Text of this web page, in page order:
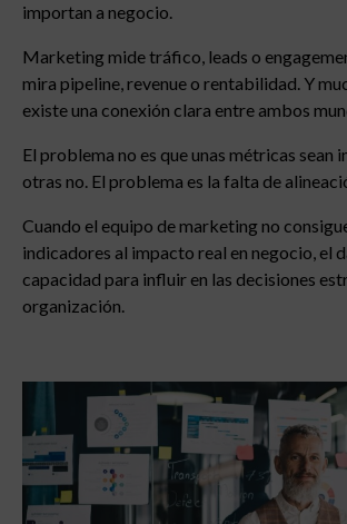
importan a negocio.
Marketing mide tráfico, leads o
mira pipeline, revenue o rentabilidad. Y
existe una conexión clara entre ambos
El problema no es que unas métricas sean
otras no. El problema es la falta de
Cuando el equipo de marketing no
indicadores al impacto real en negocio, el
capacidad para influir en las decisiones
organización.